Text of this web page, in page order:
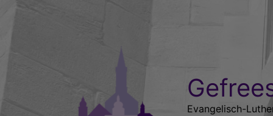
Evangelisch-